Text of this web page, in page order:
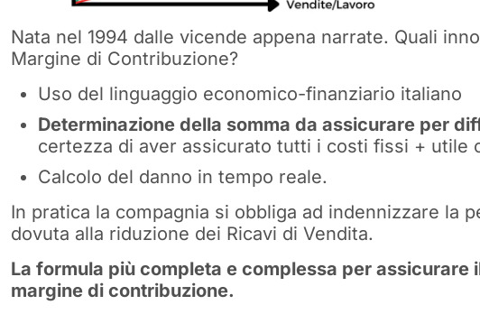
Nata nel 1994 dalle vicende appena narrate. Quali
Margine di Contribuzione?
Uso del linguaggio economico-finanziario italiano
Determinazione della somma da assicurare per
certezza di aver assicurato tutti i costi fissi + utile
Calcolo del danno in tempo reale.
In pratica la compagnia si obbliga ad indennizzare la
dovuta alla riduzione dei Ricavi di Vendita.
La formula più completa e complessa per assicurare
margine di contribuzione.